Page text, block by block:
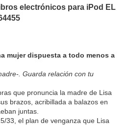
electrónicos para iPod EL
mujer dispuesta a todo menos a
. Guarda relación con tu
que pronuncia la madre de Lisa
brazos, acribillada a balazos en
juntas.
33, el plan de venganza que Lisa